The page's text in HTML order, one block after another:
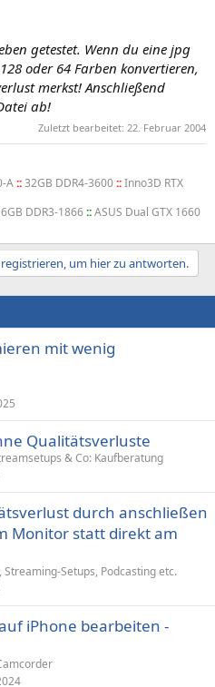
getestet. Wenn du eine jpg
oder 64 Farben konvertieren,
merkst! Anschließend
ab!
Zuletzt bearbeitet: 22. Februar 2004
A::32GB DDR4-3600::Inno3D RTX
DDR3-1866::ASUS Dual GTX 1660
um hier zu antworten.
mit wenig
Qualitätsverluste
& Co: Kaufberatung
durch anschließen
Monitor statt direkt am
Streaming-Setups, Podcasting etc.
iPhone bearbeiten -